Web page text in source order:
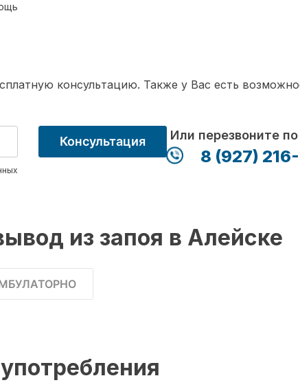
консультацию. Также у Вас есть
Консультация Или перезвоните
8 (927)
из запоя в Алейске